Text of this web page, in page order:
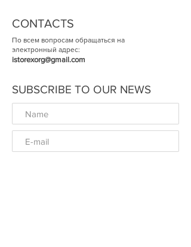
CONTACTS
По всем вопросам обращаться на
электронный адрес:
istorexorg@gmail.com
SUBSCRIBE TO OUR NEWS